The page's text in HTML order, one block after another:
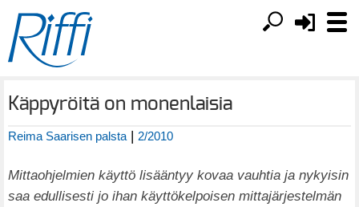
Käppyröitä on monenlaisia
Reima Saarisen palsta| 2/2010
Mittaohjelmien käyttö lisääntyy kovaa vauhtia ja nykyisin
saa edullisesti jo ihan käyttökelpoisen mittajärjestelmän